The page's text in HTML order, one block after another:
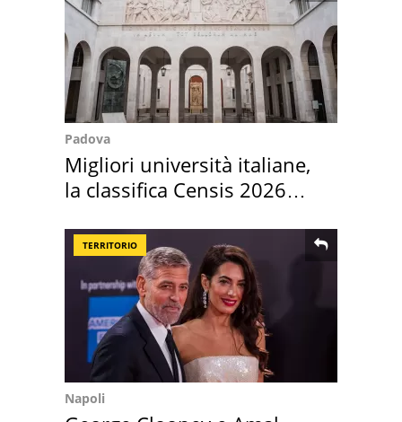
Padova
Migliori università italiane,
la classifica Censis 2026
TERRITORIO
Napoli